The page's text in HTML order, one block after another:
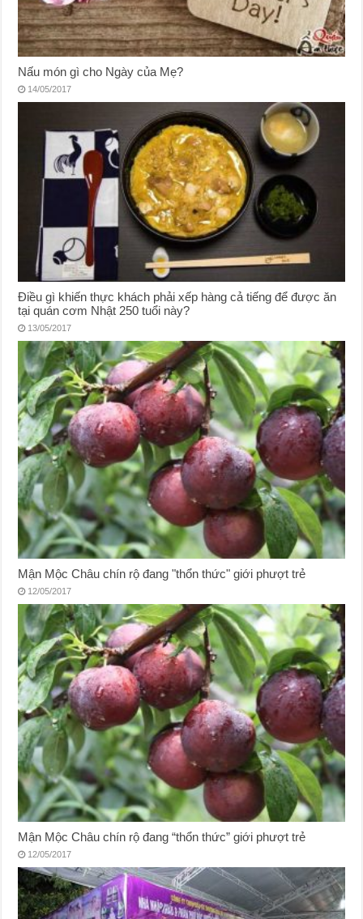
Nấu món gì cho Ngày của Mẹ?
14/05/2017
Điều gì khiến thực khách phải xếp hàng cả tiếng để được ăn
tại quán cơm Nhật 250 tuổi này?
13/05/2017
Mận Mộc Châu chín rộ đang "thổn thức" giới phượt trẻ
12/05/2017
Mận Mộc Châu chín rộ đang “thổn thức” giới phượt trẻ
12/05/2017